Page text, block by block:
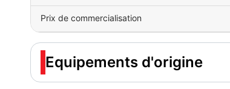
Prix de commercialisation
Equipements d'origine